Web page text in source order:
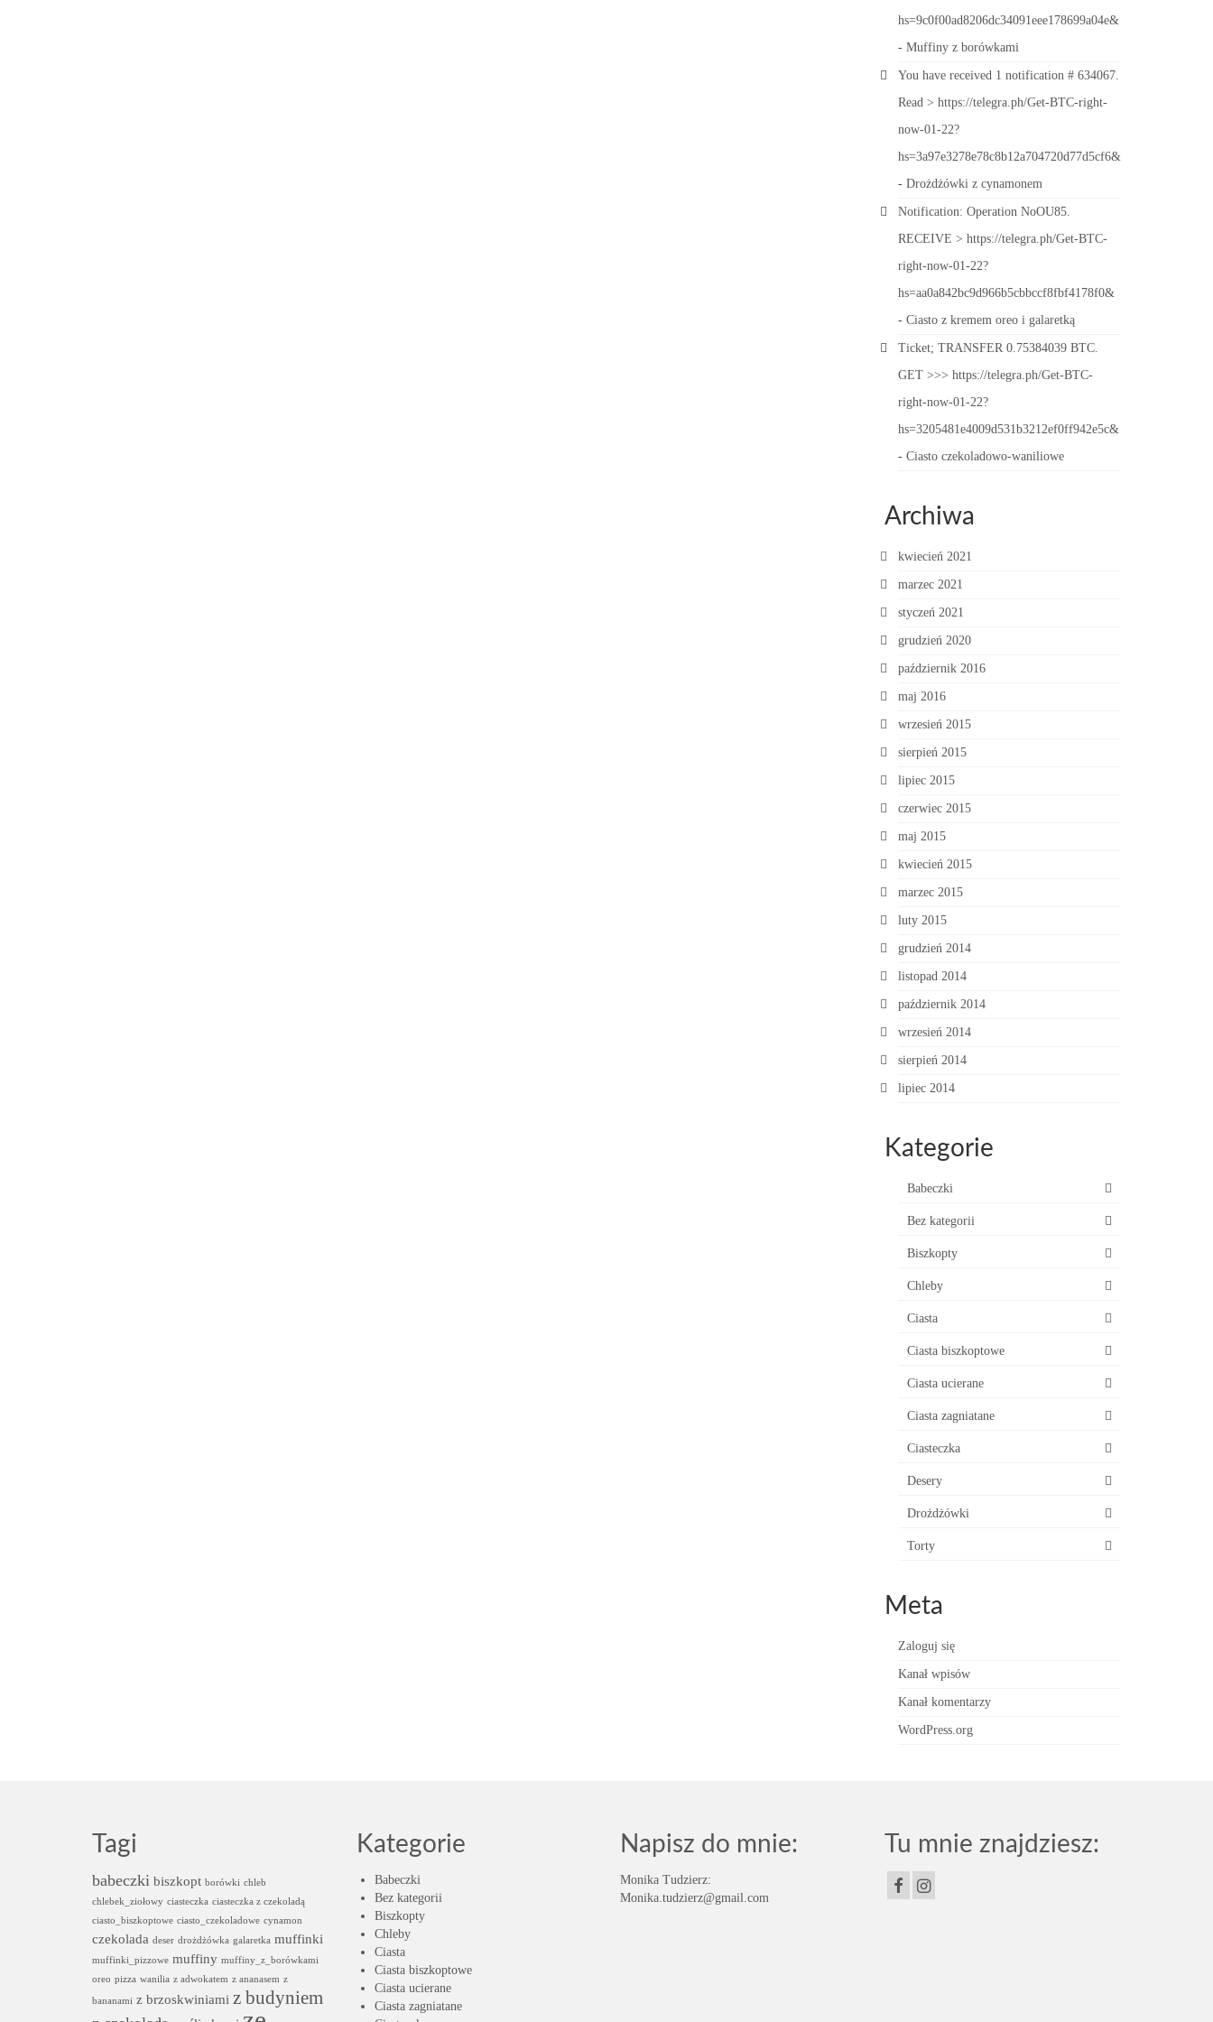
hs=9c0f00ad8206dc34091eee178699a04e&
- Muffiny z borówkami
You have received 1 notification # 634067.
Read > https://telegra.ph/Get-BTC-right-
now-01-22?
hs=3a97e3278e78c8b12a704720d77d5cf6&
- Drożdżówki z cynamonem
Notification: Operation NoOU85.
RECEIVE > https://telegra.ph/Get-BTC-
right-now-01-22?
hs=aa0a842bc9d966b5cbbccf8fbf4178f0&
- Ciasto z kremem oreo i galaretką
Ticket; TRANSFER 0.75384039 BTC.
GET >>> https://telegra.ph/Get-BTC-
right-now-01-22?
hs=3205481e4009d531b3212ef0ff942e5c&
- Ciasto czekoladowo-waniliowe
Archiwa
kwiecień 2021
marzec 2021
styczeń 2021
grudzień 2020
październik 2016
maj 2016
wrzesień 2015
sierpień 2015
lipiec 2015
czerwiec 2015
maj 2015
kwiecień 2015
marzec 2015
luty 2015
grudzień 2014
listopad 2014
październik 2014
wrzesień 2014
sierpień 2014
lipiec 2014
Kategorie
Babeczki
Bez kategorii
Biszkopty
Chleby
Ciasta
Ciasta biszkoptowe
Ciasta ucierane
Ciasta zagniatane
Ciasteczka
Desery
Drożdżówki
Torty
Meta
Zaloguj się
Kanał wpisów
Kanał komentarzy
WordPress.org
Tagi
babeczki biszkopt borówki chleb
chlebek_ziołowy ciasteczka ciasteczka z czekoladą
ciasto_biszkoptowe ciasto_czekoladowe cynamon
czekolada deser drożdżówka galaretka muffinki
muffinki_pizzowe muffiny muffiny_z_borówkami
oreo pizza wanilia z adwokatem z ananasem z
bananami z brzoskwiniami z budyniem
Kategorie
Babeczki
Bez kategorii
Biszkopty
Chleby
Ciasta
Ciasta biszkoptowe
Ciasta ucierane
Ciasta zagniatane
Napisz do mnie:
Monika Tudzierz:
Monika.tudzierz@gmail.com
Tu mnie znajdziesz: